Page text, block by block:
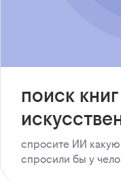
поиск
спросите ИИ какую
спросили бы у